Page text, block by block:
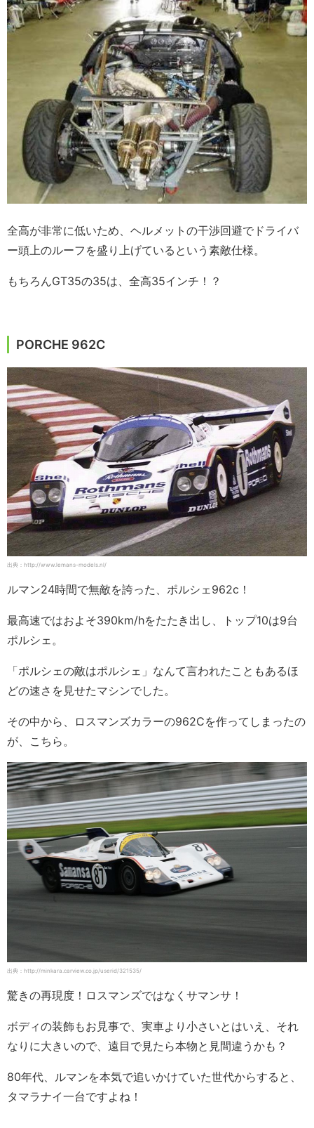
全高が非常に低いため、ヘルメットの干渉回避でドライバ
ー頭上のルーフを盛り上げているという素敵仕様。
もちろんGT35の35は、全高35インチ！？
PORCHE 962C
出典：http://www.lemans-models.nl/
ルマン24時間で無敵を誇った、ポルシェ962c！
最高速ではおよそ390km/hをたたき出し、トップ10は9台
ポルシェ。
「ポルシェの敵はポルシェ」なんて言われたこともあるほ
どの速さを見せたマシンでした。
その中から、ロスマンズカラーの962Cを作ってしまったの
が、こちら。
出典：http://minkara.carview.co.jp/userid/321535/
驚きの再現度！ロスマンズではなくサマンサ！
ボディの装飾もお見事で、実車より小さいとはいえ、それ
なりに大きいので、遠目で見たら本物と見間違うかも？
80年代、ルマンを本気で追いかけていた世代からすると、
タマラナイ一台ですよね！